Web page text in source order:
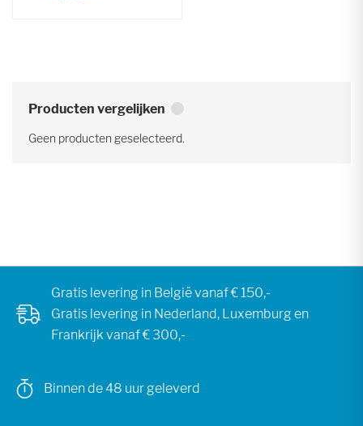
Producten vergelijken
Geen producten geselecteerd.
Gratis levering in België vanaf € 150,-
Gratis levering in Nederland, Luxemburg en
Frankrijk vanaf € 300,-
Binnen de 48 uur geleverd